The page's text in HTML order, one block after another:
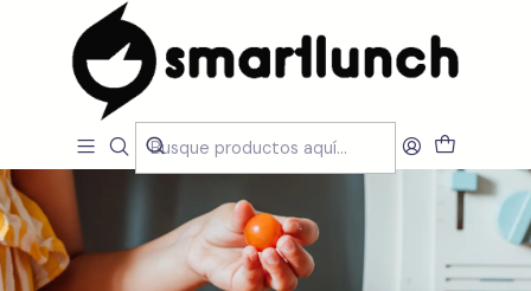
CARACTERISTICAS
Termo inox Quokka Whim Grove Birds 360 ml